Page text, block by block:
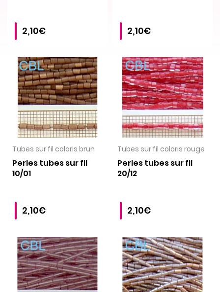
2,10€ 2,10€
VOIR LE PRODUIT
Tubes sur fil coloris brun
Perles tubes sur fil
10/01
2,10€
VOIR LE PRODUIT
Tubes sur fil coloris rouge
Perles tubes sur fil
20/12
2,10€